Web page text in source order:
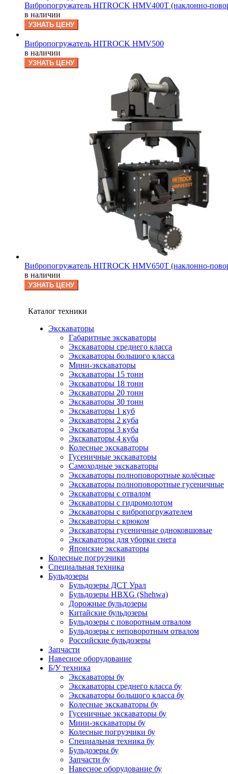
Вибропогружатель HITROCK HMV400T (наклонно-
в наличии
УЗНАТЬ ЦЕНУ
Вибропогружатель HITROCK HMV500
в наличии
УЗНАТЬ ЦЕНУ
Вибропогружатель HITROCK HMV650T (наклонно-
в наличии
УЗНАТЬ ЦЕНУ
Каталог техники
Экскаваторы
Габаритные экскаваторы
Экскаваторы среднего класса
Экскаваторы большого класса
Мини-экскаваторы
Экскаваторы 15 тонн
Экскаваторы 18 тонн
Экскаваторы 20 тонн
Экскаваторы 30 тонн
Экскаваторы 1 куб
Экскаваторы 2 куба
Экскаваторы 3 куба
Экскаваторы 4 куба
Колесные экскаваторы
Гусеничные экскаваторы
Самоходные экскаваторы
Экскаваторы полноповоротные колёсные
Экскаваторы полноповоротные гусеничные
Экскаваторы с отвалом
Экскаваторы с гидромолотом
Экскаваторы с вибропогружателем
Экскаваторы с крюком
Экскаваторы гусеничные одноковшовые
Экскаваторы для уборки снега
Японские экскаваторы
Колесные погрузчики
Специальная техника
Бульдозеры
Бульдозеры ДСТ Урал
Бульдозеры HBXG (Shehwa)
Дорожные бульдозеры
Китайские бульдозеры
Бульдозеры с поворотным отвалом
Бульдозеры с неповоротным отвалом
Российские бульдозеры
Запчасти
Навесное оборудование
Б/У техника
Экскаваторы бу
Экскаваторы среднего класса бу
Экскаваторы большого класса бу
Колесные экскаваторы бу
Гусеничные экскаваторы бу
Мини-экскаваторы бу
Колесные погрузчики бу
Специальная техника бу
Бульдозеры бу
Запчасти бу
Навесное оборудование бу